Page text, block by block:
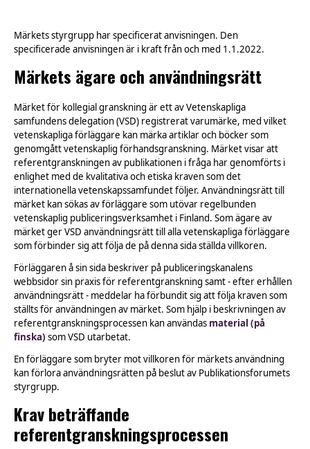
Märkets styrgrupp har specificerat anvisningen. Den
specificerade anvisningen är i kraft från och med 1.1.2022.
Märkets ägare och användningsrätt
Märket för kollegial granskning är ett av Vetenskapliga
samfundens delegation (VSD) registrerat varumärke, med vilket
vetenskapliga förläggare kan märka artiklar och böcker som
genomgått vetenskaplig förhandsgranskning. Märket visar att
referentgranskningen av publikationen i fråga har genomförts i
enlighet med de kvalitativa och etiska kraven som det
internationella vetenskapssamfundet följer. Användningsrätt till
märket kan sökas av förläggare som utövar regelbunden
vetenskaplig publiceringsverksamhet i Finland. Som ägare av
märket ger VSD användningsrätt till alla vetenskapliga förläggare
som förbinder sig att följa de på denna sida ställda villkoren.
Förläggaren å sin sida beskriver på publiceringskanalens
webbsidor sin praxis för referentgranskning samt - efter erhållen
användningsrätt - meddelar ha förbundit sig att följa kraven som
ställts för användningen av märket. Som hjälp i beskrivningen av
referentgranskningsprocessen kan användas material (på
finska) som VSD utarbetat.
En förläggare som bryter mot villkoren för märkets användning
kan förlora användningsrätten på beslut av Publikationsforumets
styrgrupp.
Krav beträffande
referentgranskningsprocessen